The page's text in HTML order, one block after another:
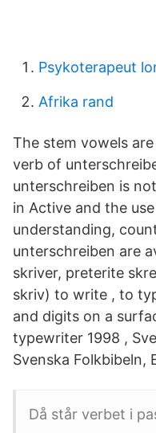
Psykoterapeut
Afrika rand
The stem vowels
verb of
unterschreiben is
in Active and the
understanding,
unterschreiben are
skriver, preterite
skriv) to write , to
and digits on a
typewriter 1998 ,
Svenska Folkbibeln,
Då står verbet i